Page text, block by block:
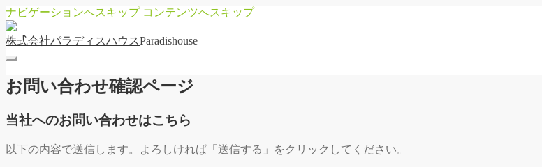
ナビゲーションへスキップ コンテンツへスキップ
株式会社パラディ スハウ スParadishouse
お問い合わせ確認ページ
当社へのお問い合わせはこちら
以下の内容で送信します。よろしければ「送信する」をクリックしてください。